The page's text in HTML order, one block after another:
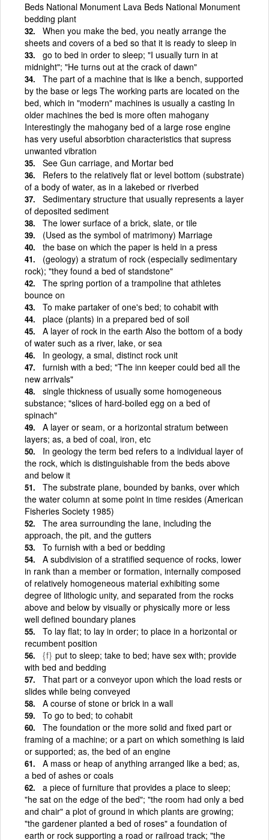
Beds National Monument Lava Beds National Monument
bedding plant
When you make the bed, you neatly arrange the
sheets and covers of a bed so that it is ready to sleep in
go to bed in order to sleep; "I usually turn in at
midnight"; "He turns out at the crack of dawn"
The part of a machine that is like a bench, supported
by the base or legs The working parts are located on the
bed, which in "modern" machines is usually a casting In
older machines the bed is more often mahogany
Interestingly the mahogany bed of a large rose engine
has very useful absorbtion characteristics that supress
unwanted vibration
See Gun carriage, and Mortar bed
Refers to the relatively flat or level bottom (substrate)
of a body of water, as in a lakebed or riverbed
Sedimentary structure that usually represents a layer
of deposited sediment
The lower surface of a brick, slate, or tile
(Used as the symbol of matrimony) Marriage
the base on which the paper is held in a press
(geology) a stratum of rock (especially sedimentary
rock); "they found a bed of standstone"
The spring portion of a trampoline that athletes
bounce on
To make partaker of one's bed; to cohabit with
place (plants) in a prepared bed of soil
A layer of rock in the earth Also the bottom of a body
of water such as a river, lake, or sea
In geology, a smal, distinct rock unit
furnish with a bed; "The inn keeper could bed all the
new arrivals"
single thickness of usually some homogeneous
substance; "slices of hard-boiled egg on a bed of
spinach"
A layer or seam, or a horizontal stratum between
layers; as, a bed of coal, iron, etc
In geology the term bed refers to a individual layer of
the rock, which is distinguishable from the beds above
and below it
The substrate plane, bounded by banks, over which
the water column at some point in time resides (American
Fisheries Society 1985)
The area surrounding the lane, including the
approach, the pit, and the gutters
To furnish with a bed or bedding
A subdivision of a stratified sequence of rocks, lower
in rank than a member or formation, internally composed
of relatively homogeneous material exhibiting some
degree of lithologic unity, and separated from the rocks
above and below by visually or physically more or less
well defined boundary planes
To lay flat; to lay in order; to place in a horizontal or
recumbent position
{f} put to sleep; take to bed; have sex with; provide
with bed and bedding
That part or a conveyor upon which the load rests or
slides while being conveyed
A course of stone or brick in a wall
To go to bed; to cohabit
The foundation or the more solid and fixed part or
framing of a machine; or a part on which something is laid
or supported; as, the bed of an engine
A mass or heap of anything arranged like a bed; as,
a bed of ashes or coals
a piece of furniture that provides a place to sleep;
"he sat on the edge of the bed"; "the room had only a bed
and chair" a plot of ground in which plants are growing;
"the gardener planted a bed of roses" a foundation of
earth or rock supporting a road or railroad track; "the